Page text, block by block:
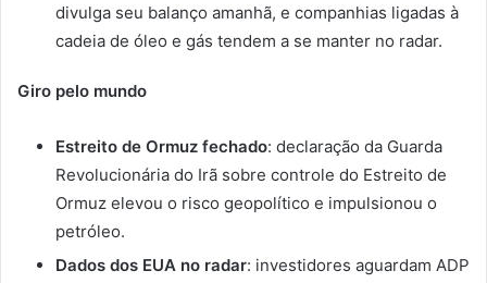
divulga seu balanço amanhã, e companhias ligadas à
cadeia de óleo e gás tendem a se manter no radar.
Giro pelo mundo
Estreito de Ormuz fechado: declaração da Guarda
Revolucionária do Irã sobre controle do Estreito de
Ormuz elevou o risco geopolítico e impulsionou o
petróleo.
Dados dos EUA no radar: investidores aguardam ADP